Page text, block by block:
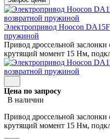
Электропривод Hoocon
пружиной
Привод дроссельной
крутящий момент 15 Нм,
Цена по запросу
В наличии
Привод дроссельной
крутящий момент 15 Нм,